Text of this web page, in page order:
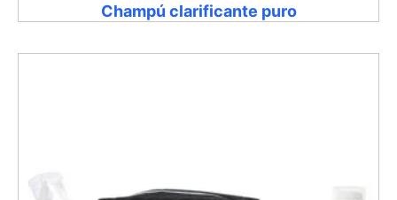
Champú clarificante puro